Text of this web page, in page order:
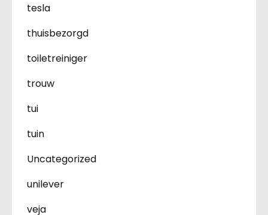
tesla
thuisbezorgd
toiletreiniger
trouw
tui
tuin
Uncategorized
unilever
veja